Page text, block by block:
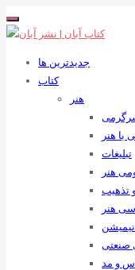
جدیدترین ها
کتاب
هنر
سرگرمی
با هنر
تبلیغات
هنر
تذهیب
هنر
صنعتی
و مد